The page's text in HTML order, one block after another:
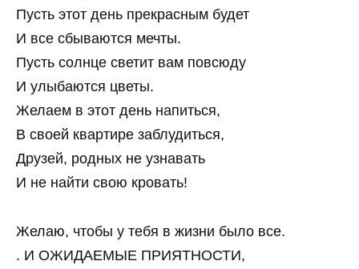
Пусть этот день прекрасным будет
И все сбываются мечты.
Пусть солнце светит вам повсюду
И улыбаются цветы.
Желаем в этот день напиться,
В своей квартире заблудиться,
Друзей, родных не узнавать
И не найти свою кровать!
Желаю, чтобы у тебя в жизни было все.
. И ОЖИДАЕМЫЕ ПРИЯТНОСТИ,